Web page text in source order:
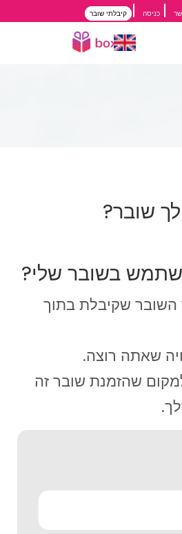
כניסה קיבלתי שובר
שובר?
בשובר שלי?
שקיבלת בתוך
שאתה רוצה.
שהזמנת שובר זה